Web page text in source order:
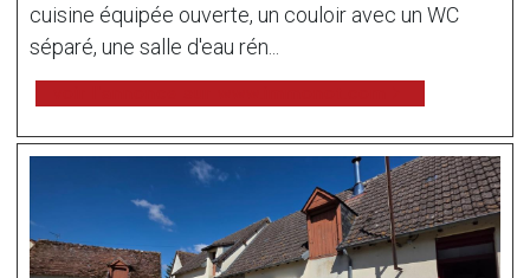
cuisine équipée ouverte, un couloir avec un WC
séparé, une salle d'eau rén...